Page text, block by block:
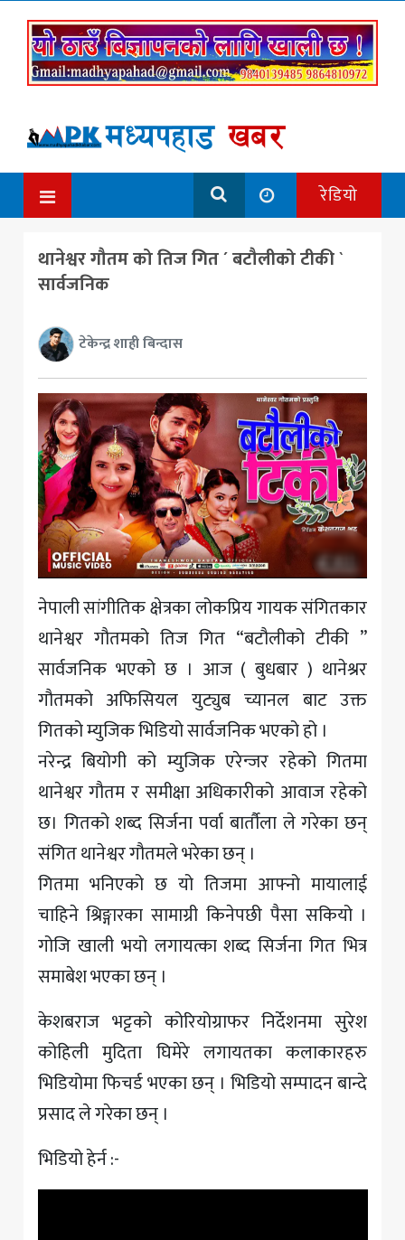
रेडियो
थानेश्वर गौतम को तिज गित ´ बटौलीको टीकी `
सार्वजनिक
टेकेन्द्र शाही बिन्दास
नेपाली सांगीतिक क्षेत्रका लोकप्रिय गायक संगितकार
थानेश्वर गौतमको तिज गित “बटौलीको टीकी ”
सार्वजनिक भएको छ । आज ( बुधबार ) थानेश्रर
गौतमको अफिसियल युट्युब च्यानल बाट उक्त
गितको म्युजिक भिडियो सार्वजनिक भएको हो ।
नरेन्द्र बियोगी को म्युजिक एरेन्जर रहेको गितमा
थानेश्वर गौतम र समीक्षा अधिकारीको आवाज रहेको
छ। गितको शब्द सिर्जना पर्वा बार्तौला ले गरेका छन्
संगित थानेश्वर गौतमले भरेका छन् ।
गितमा भनिएको छ यो तिजमा आफ्नो मायालाई
चाहिने श्रिङ्गारका सामाग्री किनेपछी पैसा सकियो ।
गोजि खाली भयो लगायत्का शब्द सिर्जना गित भित्र
समाबेश भएका छन् ।
केशबराज भट्टको कोरियोग्राफर निर्देशनमा सुरेश
कोहिली मुदिता घिमेरे लगायतका कलाकारहरु
भिडियोमा फिचर्ड भएका छन् । भिडियो सम्पादन बान्दे
प्रसाद ले गरेका छन् ।
भिडियो हेर्न :-